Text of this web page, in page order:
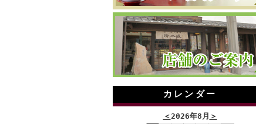
カレンダー
＜2026年8月 ＞